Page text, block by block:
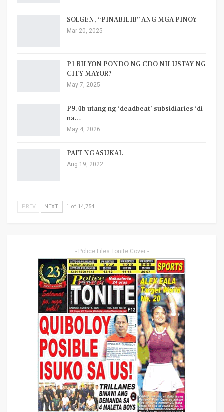
SOLGEN, “PINABILIB” ANG MGA PINOY
Mar 20, 2025
P1 BILYON PONDO NG CDO NILUSTAY NG
CITY MAYOR?
May 7, 2025
P9.4b utang ng ‘deadbeat’ subsidiaries ‘di
na…
May 4, 2026
PAIT NG ASUKAL
Aug 19, 2022
PREV NEXT 1 of 14,754
- Police Files Tonite Cover -